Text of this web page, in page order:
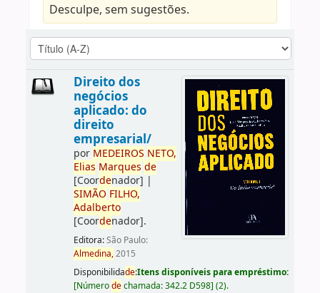
Desculpe, sem sugestões.
Direito dos
negócios
aplicado: do
direito
empresarial/
por MEDEIROS NETO,
Elias Marques de
[Coordenador] |
SIMÃO FILHO,
Adalberto
[Coordenador].
Editora:São Paulo:
Almedina,2015
Disponibilidade:Itens disponíveis para empréstimo:
[Númerodechamada:342.2 D598] (2).